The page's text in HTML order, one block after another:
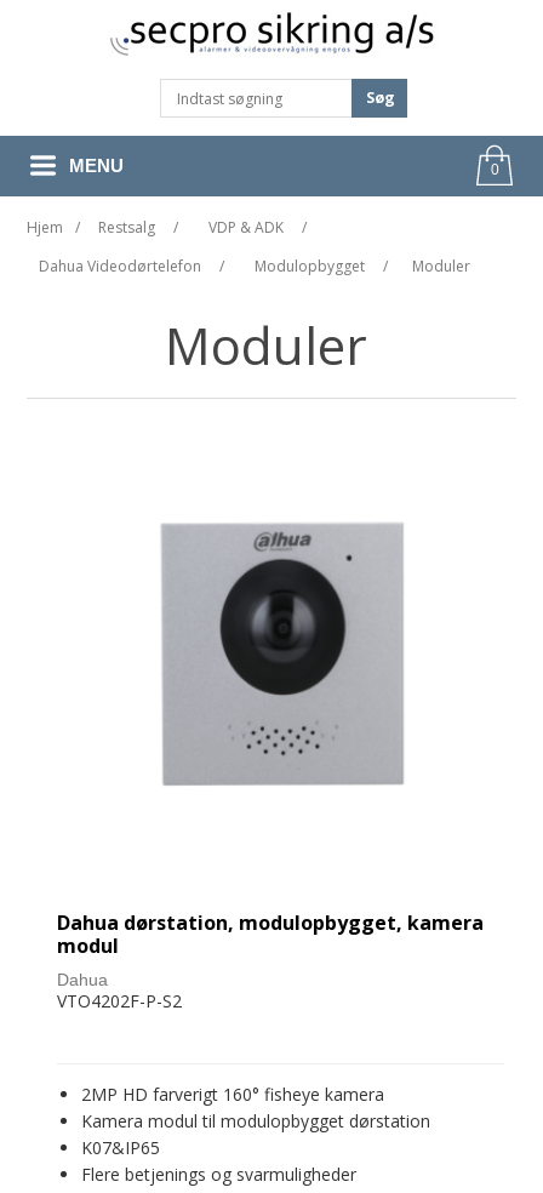
Søg
0
MENU
Hjem / Restsalg / VDP & ADK
/
Dahua Videodørtelefon
/ Modulopbygget / Moduler
Moduler
Dahua dørstation, modulopbygget, kamera
modul
Dahua
VTO4202F-P-S2
2MP HD farverigt 160° fisheye kamera
Kamera modul til modulopbygget dørstation
K07&IP65
Flere betjenings og svarmuligheder